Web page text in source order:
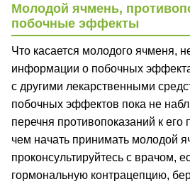
Молодой ячмень,
побочные эффекты
Что касается молодого ячменя,
информации о побочных
с другими лекарственными
побочных эффектов пока не
перечня противопоказаний к
чем начать принимать молодой
проконсультируйтесь с врачом,
гормональную контрацепцию,